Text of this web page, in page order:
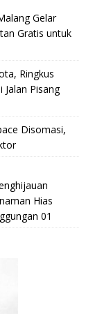
Gelar
Gratis untuk
Ringkus
Pisang
Disomasi,
Hias
01